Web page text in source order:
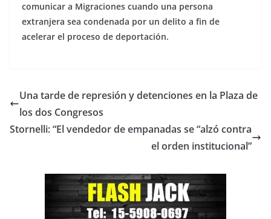
comunicar a Migraciones cuando una persona
extranjera sea condenada por un delito a fin de
acelerar el proceso de deportación.
Una tarde de represión y detenciones en la Plaza de
los dos Congresos
Stornelli: “El vendedor de empanadas se “alzó contra
el orden institucional”